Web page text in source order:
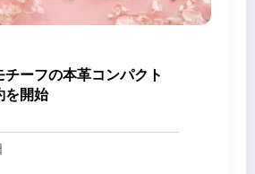
チーフの本革コンパクト
を開始